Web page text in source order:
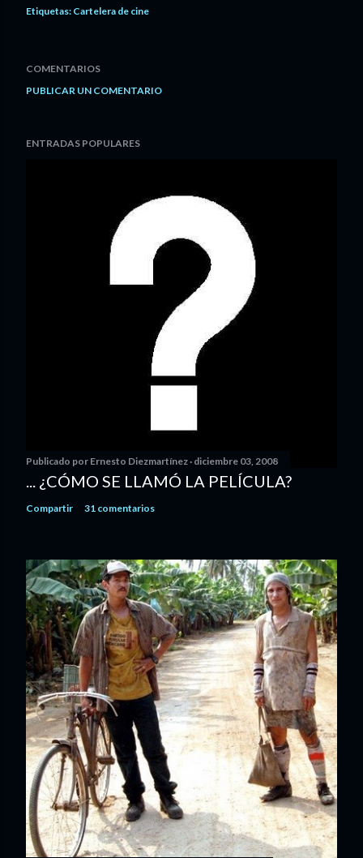
Etiquetas: Cartelera de cine
COMENTARIOS
PUBLICAR UN COMENTARIO
ENTRADAS POPULARES
Publicado por Ernesto Diezmartínez diciembre 03, 2008
... ¿CÓMO SE LLAMÓ LA PELÍCULA?
Compartir 31 comentarios